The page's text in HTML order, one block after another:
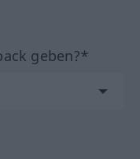
geben?*